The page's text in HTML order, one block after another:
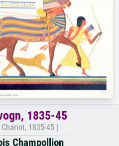
1835-45
1835-45 )
Champollion